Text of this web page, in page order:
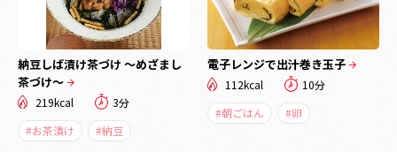
納豆しば漬け茶づけ ～めざまし
茶づけ～
219kcal
3分
#お茶漬け
#納豆
電子レンジで出汁巻き玉子
112kcal
10分
#朝ごはん
#卵